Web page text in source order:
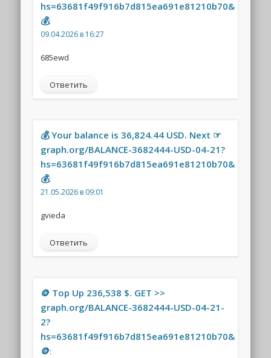
hs=63681f49f916b7d815ea691e81210b70&
💰:
09.04.2026 в 16:27
685ewd
Ответить
💰 Your balance is 36,824.44 USD. Next ☞
graph.org/BALANCE-3682444-USD-04-21?
hs=63681f49f916b7d815ea691e81210b70&
💰:
21.05.2026 в 09:01
gvieda
Ответить
🪙 Top Up 236,538 $. GET >>
graph.org/BALANCE-3682444-USD-04-21-
2?
hs=63681f49f916b7d815ea691e81210b70&
🪙: